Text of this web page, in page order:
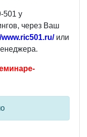
501 у
через Ваш
www.ric501.ru/или